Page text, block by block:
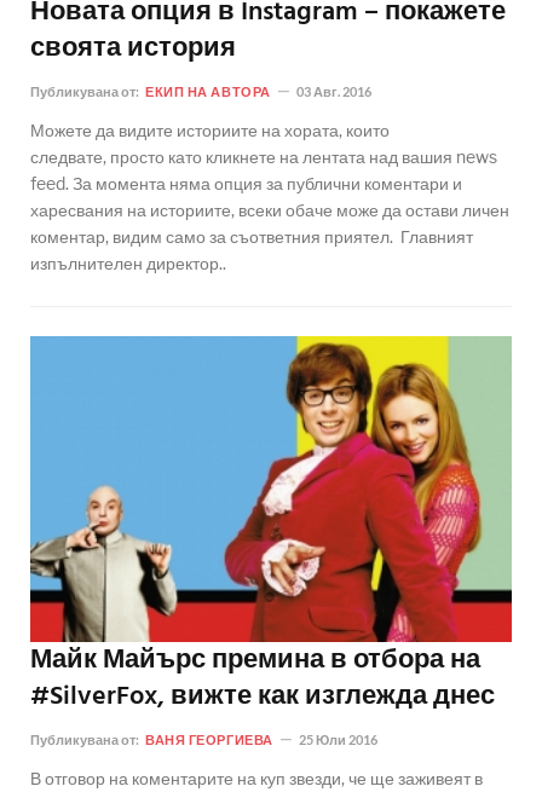
Новата опция в Instagram – покажете
своята история
Публикувана от: ЕКИП НА АВТОРА 03 Авг. 2016
Можете да видите историите на хората, които
следвате, просто като кликнете на лентата над вашия news
feed. За момента няма опция за публични коментари и
харесвания на историите, всеки обаче може да остави личен
коментар, видим само за съответния приятел. Главният
изпълнителен директор..
Майк Майърс премина в отбора на
#SilverFox, вижте как изглежда днес
Публикувана от: ВАНЯ ГЕОРГИЕВА 25 Юли 2016
В отговор на коментарите на куп звезди, че ще заживеят в